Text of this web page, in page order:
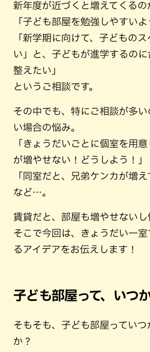
新年度が近づくと増えてくるの
「子ども部屋を勉強しやすいよ
「新学期に向けて、子どもの
い」と、子どもが進学するの
整えたい」
というご相談です。
その中でも、特にご相談が多
い場合の悩み。
「きょうだいごとに個室を用
が増やせない！どうしよう！」
「同室だと、兄弟ケンカが増
など…。
賃貸だと、部屋も増やせないし
そこで今回は、きょうだい一
るアイデアをお伝えします！
子ども部屋って、いつ
そもそも、子ども部屋ってい
か？